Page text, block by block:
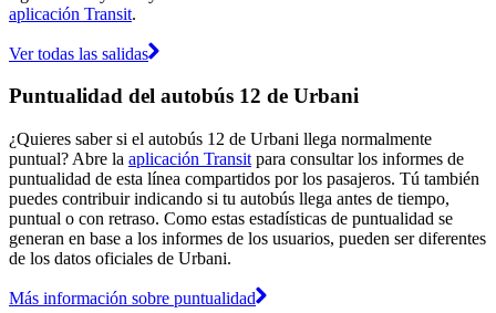
aplicación Transit.
Ver todas las salidas
Puntualidad del autobús 12 de Urbani
¿Quieres saber si el autobús 12 de Urbani llega normalmente
puntual? Abre la aplicación Transit para consultar los informes de
puntualidad de esta línea compartidos por los pasajeros. Tú también
puedes contribuir indicando si tu autobús llega antes de tiempo,
puntual o con retraso. Como estas estadísticas de puntualidad se
generan en base a los informes de los usuarios, pueden ser diferentes
de los datos oficiales de Urbani.
Más información sobre puntualidad